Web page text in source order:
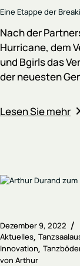
Eine Etappe der
Nach der
Hurricane, dem
und Bgirls das
der neuesten
Lesen Sie mehr
Dezember 9, 2022
Aktuelles
Innovation
von Arthur